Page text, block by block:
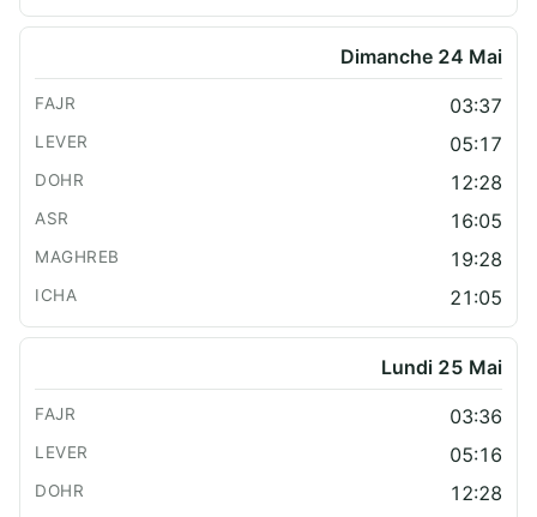
Dimanche 24 Mai
03:37
05:17
12:28
16:05
19:28
21:05
Lundi 25 Mai
03:36
05:16
12:28